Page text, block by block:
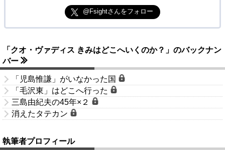
@Fsightさんをフォロー
「クオ・ヴァディス きみはどこへいくのか？」のバックナン
バー
「児島惟謙」がいなかった国
「毛沢東」はどこへ行った
三島由紀夫の45年×２
消えたタテカン
執筆者プロフィール